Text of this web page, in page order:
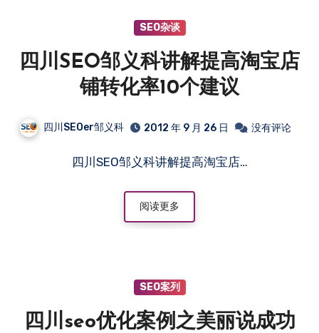
SEO杂谈
四川SEO邹义科讲解提高淘宝店
铺转化率10个建议
四川SEOer邹义科 2012 年 9 月 26 日 没有评论
四川SEO邹义科讲解提高淘宝店…
阅读更多
SEO案列
四川seo优化案例之美丽说成功